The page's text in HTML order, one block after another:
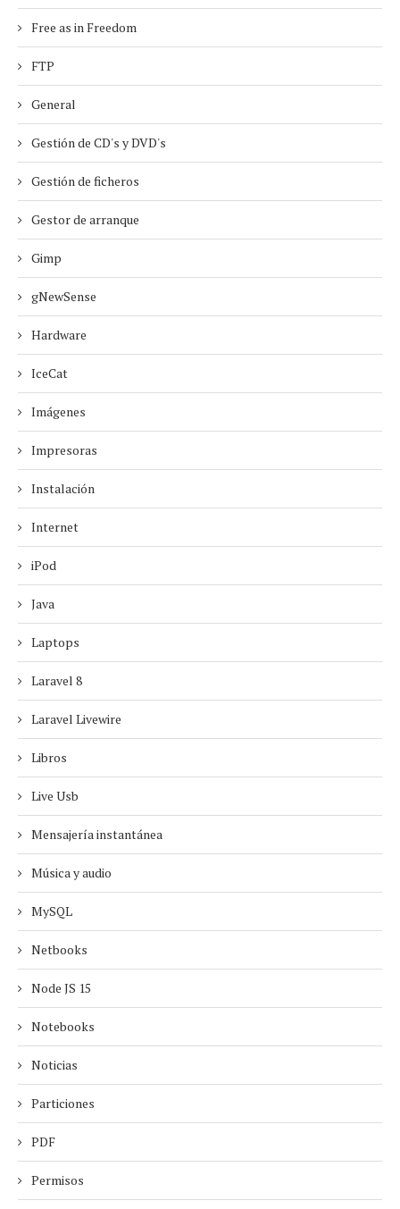
Free as in Freedom
FTP
General
Gestión de CD's y DVD's
Gestión de ficheros
Gestor de arranque
Gimp
gNewSense
Hardware
IceCat
Imágenes
Impresoras
Instalación
Internet
iPod
Java
Laptops
Laravel 8
Laravel Livewire
Libros
Live Usb
Mensajería instantánea
Música y audio
MySQL
Netbooks
Node JS 15
Notebooks
Noticias
Particiones
PDF
Permisos